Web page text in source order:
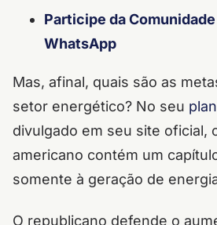
Participe da
WhatsApp
Mas, afinal, quais são as
setor energético? No seu
divulgado em seu site oficial,
americano contém um
somente à geração de
O republicano defende o